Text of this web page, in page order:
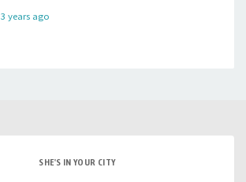
3 years ago
SHE'S IN YOUR CITY